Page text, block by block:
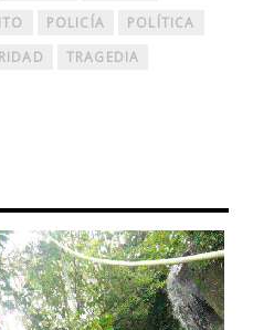
POLICÍA
POLÍTICA
TRAGEDIA